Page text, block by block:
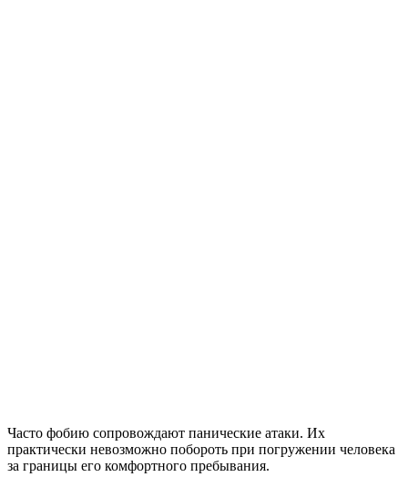
Часто фобию сопровождают панические атаки. Их
практически невозможно побороть при погружении человека
за границы его комфортного пребывания.